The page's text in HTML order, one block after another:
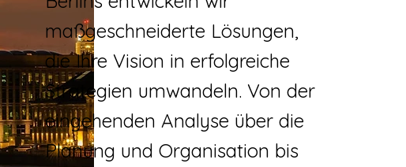
maßgeschneiderte Lösungen,
die Ihre Vision in erfolgreiche
Strategien umwandeln. Von der
eingehenden Analyse über die
Planung und Organisation bis